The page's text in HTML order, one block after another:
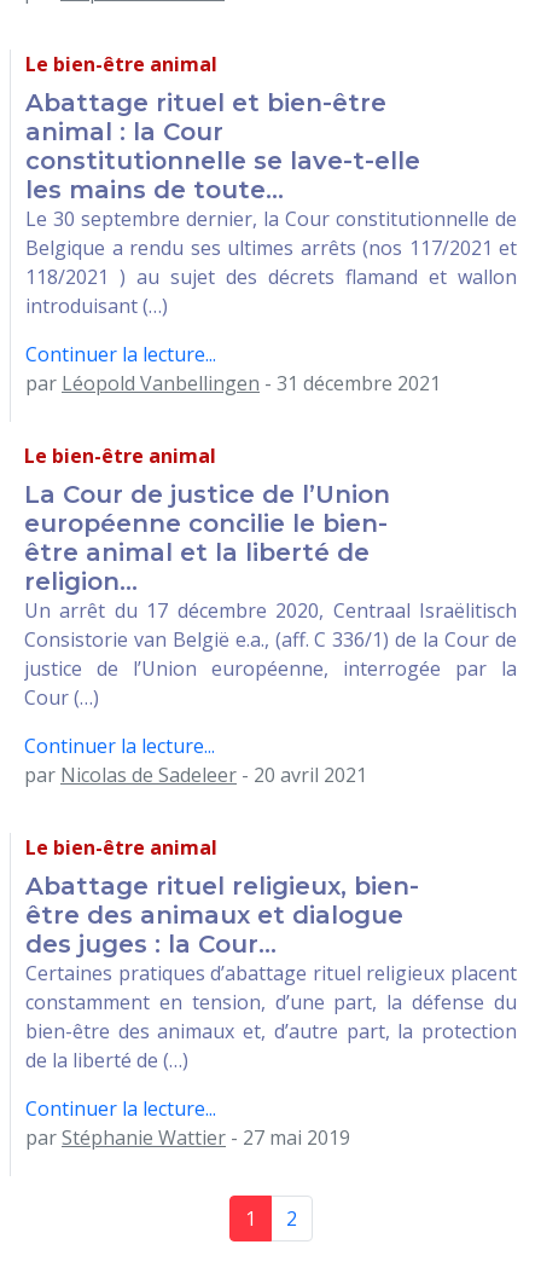
Le bien-être animal
Abattage rituel et bien-être
animal : la Cour
constitutionnelle se lave-t-elle
les mains de toute...
Le 30 septembre dernier, la Cour constitutionnelle de
Belgique a rendu ses ultimes arrêts (nos 117/2021 et
118/2021 ) au sujet des décrets flamand et wallon
introduisant (…)
Continuer la lecture...
par Léopold Vanbellingen - 31 décembre 2021
Le bien-être animal
La Cour de justice de l’Union
européenne concilie le bien-
être animal et la liberté de
religion...
Un arrêt du 17 décembre 2020, Centraal Israëlitisch
Consistorie van België e.a., (aff. C 336/1) de la Cour de
justice de l’Union européenne, interrogée par la
Cour (…)
Continuer la lecture...
par Nicolas de Sadeleer - 20 avril 2021
Le bien-être animal
Abattage rituel religieux, bien-
être des animaux et dialogue
des juges : la Cour...
Certaines pratiques d’abattage rituel religieux placent
constamment en tension, d’une part, la défense du
bien-être des animaux et, d’autre part, la protection
de la liberté de (…)
Continuer la lecture...
parStéphanie Wattier - 27 mai 2019
1 2